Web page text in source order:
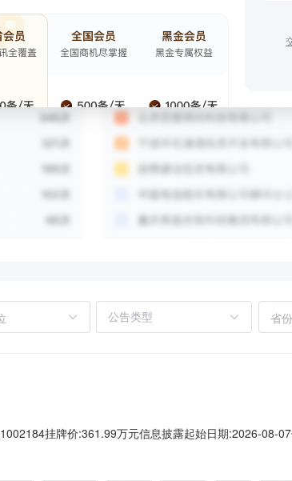
省
挂牌价:361.99万元信息披露起始日期:2026-08-
支付行号316110000027资产基本情况标的名称